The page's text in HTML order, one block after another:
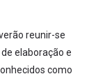
reunir-se
elaboração e
como